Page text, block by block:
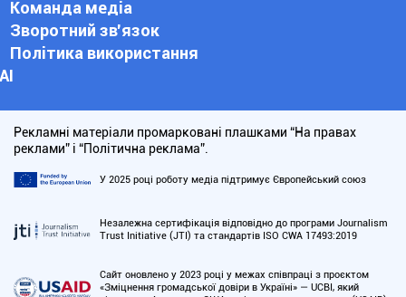
Команда медіа
Зворотний зв'язок
Політика використання
АІ
Рекламні матеріали промарковані плашками “На правах
реклами” і “Політична реклама”.
У 2025 році роботу медіа підтримує Європейський союз
Незалежна сертифікація відповідно до програми Journalism
Trust Initiative (JTI) та стандартів ISO CWA 17493:2019
Сайт оновлено у 2023 році у межах співпраці з проєктом
«Зміцнення громадської довіри в Україні» — UCBI, який